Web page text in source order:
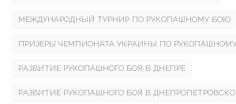
МЕЖДУНАРОДНЫЙ ТУРНИР ПО РУКОПАШНОМУ БОЮ
ПРИЗЕРЫ ЧЕМПИОНАТА УКРАИНЫ ПО
РАЗВИТИЕ РУКОПАШНОГО БОЯ В ДНЕПРЕ
РАЗВИТИЕ РУКОПАШНОГО БОЯ В